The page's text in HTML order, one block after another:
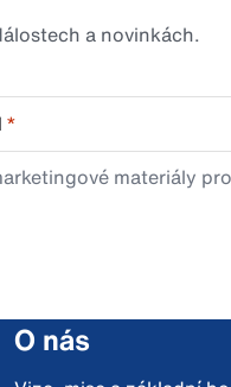
a novinkách.
*
materiály
O nás